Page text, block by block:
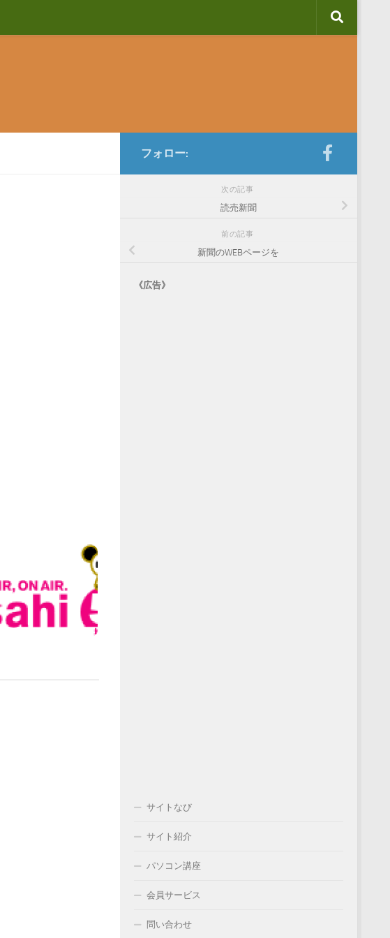
フォロー:
次の記事
読売新聞
前の記事
新聞のWEBページを
《広告》
サイトなび
サイト紹介
パソコン講座
会員サービス
問い合わせ